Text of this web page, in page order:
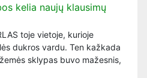
kelia naujų klausimų
toje vietoje, kurioje
dukros vardu. Ten kažkada
sklypas buvo mažesnis,